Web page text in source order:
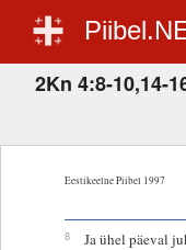
2Kn 4:8-10,14-
Eestikeelne Piibel 1997
8
Ja ühel päeval